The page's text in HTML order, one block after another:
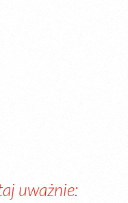
uważnie: